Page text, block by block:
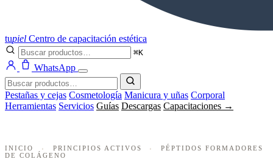
tupiel Centro de capacitación estética
⌘K
WhatsApp
Pestañas y cejas Cosmetología Manicura y uñas Corporal
Herramientas Servicios Guías Descargas Capacitaciones →
INICIO › PRINCIPIOS ACTIVOS ›
PÉPTIDOS FORMADORES
DE COLÁGENO